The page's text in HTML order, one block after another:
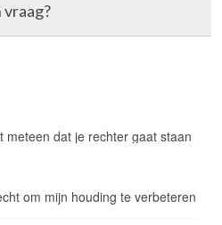
meteen dat je rechter gaat staan
om mijn houding te verbeteren